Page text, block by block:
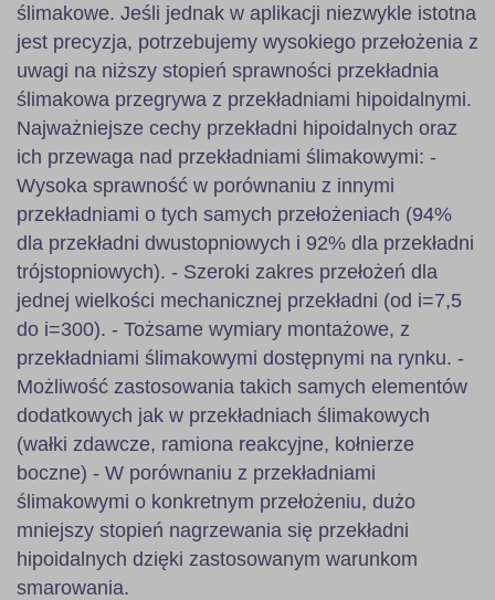
ślimakowe. Jeśli jednak w aplikacji niezwykle istotna
jest precyzja, potrzebujemy wysokiego przełożenia z
uwagi na niższy stopień sprawności przekładnia
ślimakowa przegrywa z przekładniami hipoidalnymi.
Najważniejsze cechy przekładni hipoidalnych oraz
ich przewaga nad przekładniami ślimakowymi: -
Wysoka sprawność w porównaniu z innymi
przekładniami o tych samych przełożeniach (94%
dla przekładni dwustopniowych i 92% dla przekładni
trójstopniowych). - Szeroki zakres przełożeń dla
jednej wielkości mechanicznej przekładni (od i=7,5
do i=300). - Tożsame wymiary montażowe, z
przekładniami ślimakowymi dostępnymi na rynku. -
Możliwość zastosowania takich samych elementów
dodatkowych jak w przekładniach ślimakowych
(wałki zdawcze, ramiona reakcyjne, kołnierze
boczne) - W porównaniu z przekładniami
ślimakowymi o konkretnym przełożeniu, dużo
mniejszy stopień nagrzewania się przekładni
hipoidalnych dzięki zastosowanym warunkom
smarowania.